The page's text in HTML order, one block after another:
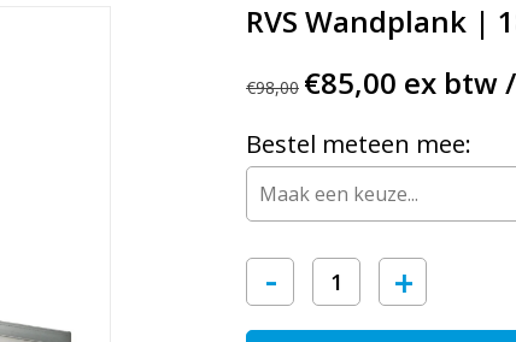
RVS Wandplank |
€98,00 €85,00 ex btw /
Bestel meteen mee:
- +